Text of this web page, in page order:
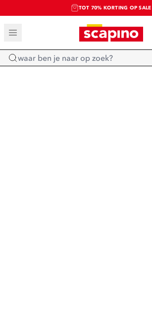
TOT 70% KORTING OP SALE
SALE: LAATSTE KANS!
SHOP NIEUW
Home